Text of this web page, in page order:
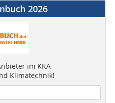
2026
im KKA-
Klimatechnik!